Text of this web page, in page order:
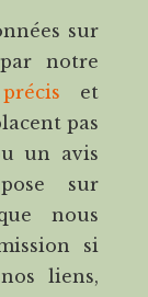
sur
notre
et
pas
un avis
sur
nous
si
liens,